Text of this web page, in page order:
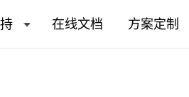
在线文档 方案定制